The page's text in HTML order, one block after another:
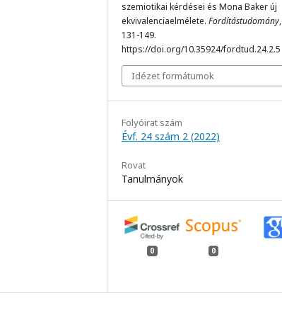
szemiotikai kérdései és Mona Baker új
ekvivalenciaelmélete. Fordítástudomány,
131-149.
https://doi.org/10.35924/fordtud.24.2.5
Idézet formátumok
Folyóirat szám
Évf. 24 szám 2 (2022)
Rovat
Tanulmányok
0 0